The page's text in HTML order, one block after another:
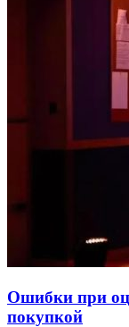
Ошибки при
покупкой